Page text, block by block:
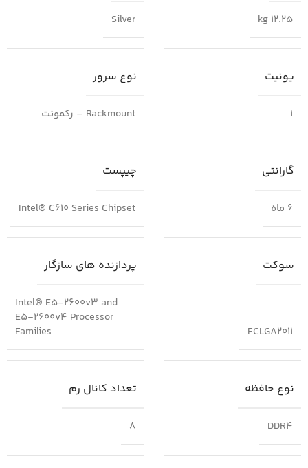
12.25 kg
Silver
یونیت
1
نوع سرور
Rackmount – رکمونت
گارانتی
6 ماه
چیپست
Intel® C610 Series Chipset
سوکت
FCLGA2011
پردازنده های سازگار
Intel® E5-2600v3 and
E5-2600v4 Processor
Families
نوع حافظه
DDR4
تعداد کانال رم
8